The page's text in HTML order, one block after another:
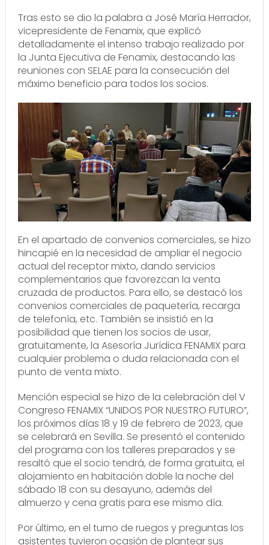
Tras esto se dio la palabra a José María Herrador,
vicepresidente de Fenamix, que explicó
detalladamente el intenso trabajo realizado por
la Junta Ejecutiva de Fenamix, destacando las
reuniones con SELAE para la consecución del
máximo beneficio para todos los socios.
En el apartado de convenios comerciales, se hizo
hincapié en la necesidad de ampliar el negocio
actual del receptor mixto, dando servicios
complementarios que favorezcan la venta
cruzada de productos. Para ello, se destacó los
convenios comerciales de paquetería, recarga
de telefonía, etc. También se insistió en la
posibilidad que tienen los socios de usar,
gratuitamente, la Asesoría Jurídica FENAMIX para
cualquier problema o duda relacionada con el
punto de venta mixto.
Mención especial se hizo de la celebración del V
Congreso FENAMIX “UNIDOS POR NUESTRO FUTURO”,
los próximos días 18 y 19 de febrero de 2023, que
se celebrará en Sevilla. Se presentó el contenido
del programa con los talleres preparados y se
resaltó que el socio tendrá, de forma gratuita, el
alojamiento en habitación doble la noche del
sábado 18 con su desayuno, además del
almuerzo y cena gratis para ese mismo día.
Por último, en el turno de ruegos y preguntas los
asistentes tuvieron ocasión de plantear sus